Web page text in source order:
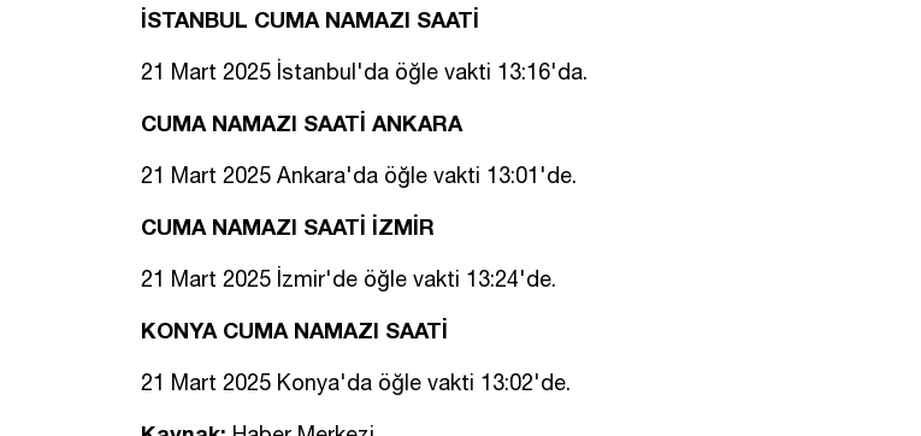
İSTANBUL CUMA NAMAZI SAATİ
21 Mart 2025 İstanbul'da öğle vakti 13:16'da.
CUMA NAMAZI SAATİ ANKARA
21 Mart 2025 Ankara'da öğle vakti 13:01'de.
CUMA NAMAZI SAATİ İZMİR
21 Mart 2025 İzmir'de öğle vakti 13:24'de.
KONYA CUMA NAMAZI SAATİ
21 Mart 2025 Konya'da öğle vakti 13:02'de.